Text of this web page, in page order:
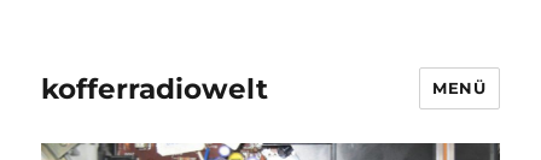
kofferradiowelt MENÜ